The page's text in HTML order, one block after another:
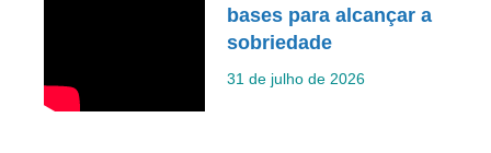
bases para alcançar a
sobriedade
31 de julho de 2026